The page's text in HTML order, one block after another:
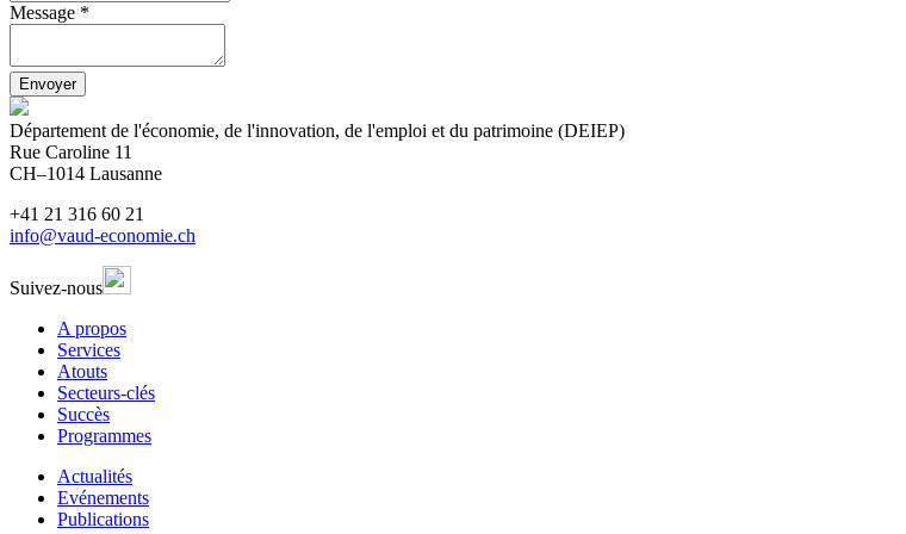
Message *
Envoyer
Département de l'économie, de l'innovation, de l'emploi et du patrimoine (DEIEP)
Rue Caroline 11
CH–1014 Lausanne
+41 21 316 60 21
info@vaud-economie.ch
Suivez-nous
A propos
Services
Atouts
Secteurs-clés
Succès
Programmes
Actualités
Evénements
Publications